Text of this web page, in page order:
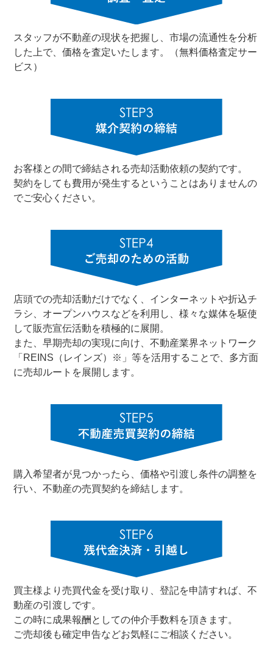
スタッフが不動産の現状を把握し、市場の流通性を分析
した上で、価格を査定いたします。（無料価格査定サー
ビス）
お客様との間で締結される売却活動依頼の契約です。
契約をしても費用が発生するということはありませんの
でご安心ください。
店頭での売却活動だけでなく、インターネットや折込チ
ラシ、オープンハウスなどを利用し、様々な媒体を駆使
して販売宣伝活動を積極的に展開。
また、早期売却の実現に向け、不動産業界ネットワーク
「REINS（レインズ）※」等を活用することで、多方面
に売却ルートを展開します。
購入希望者が見つかったら、価格や引渡し条件の調整を
行い、不動産の売買契約を締結します。
買主様より売買代金を受け取り、登記を申請すれば、不
動産の引渡しです。
この時に成果報酬としての仲介手数料を頂きます。
ご売却後も確定申告などお気軽にご相談ください。